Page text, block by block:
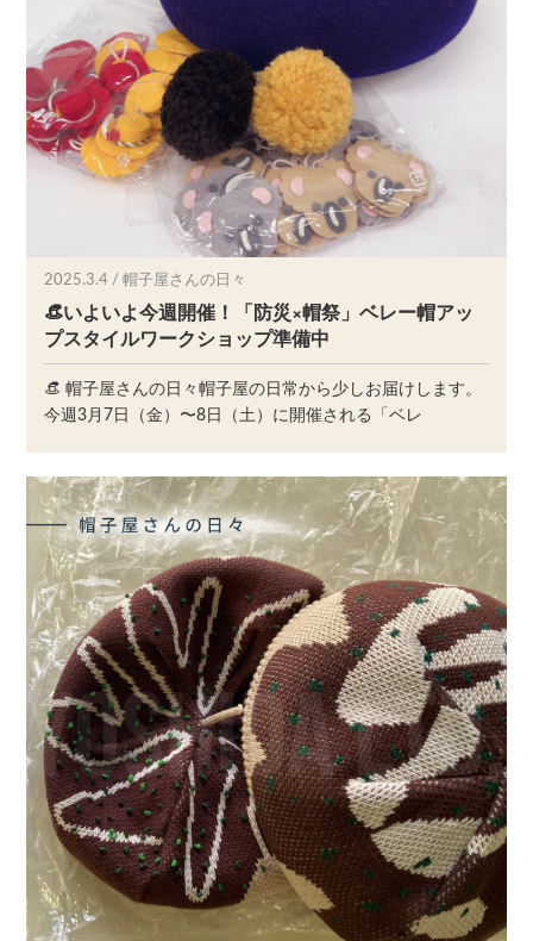
2025.3.4 / 帽子屋さんの日々
👒いよいよ今週開催！「防災×帽祭」ベレー帽アッ
プスタイルワークショップ準備中
👒 帽子屋さんの日々帽子屋の日常から少しお届けします。
今週3月7日（金）〜8日（土）に開催される「ベレ